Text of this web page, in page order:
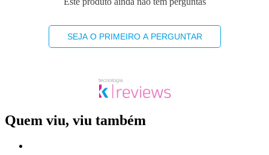
SEJA O PRIMEIRO A PERGUNTAR
Quem viu, viu também